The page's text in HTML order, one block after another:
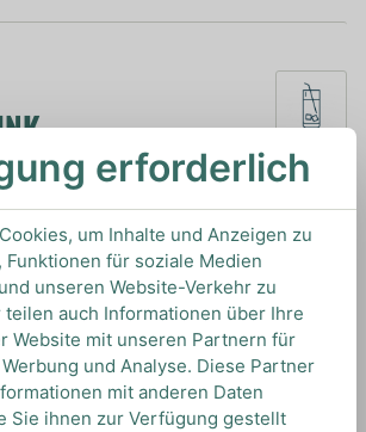
ist vielseitig einsetzbar, ob
dem Ti Punch oder Montego
sich dieser Rhum
erforderlich
um Inhalte und Anzeigen zu
für soziale Medien
unseren Website-Verkehr zu
teilen auch Informationen über Ihre
Website mit unseren Partnern für
und Analyse. Diese Partner
mit anderen Daten
Sie ihnen zur Verfügung gestellt